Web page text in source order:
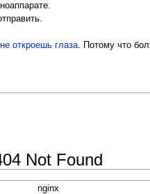
откроешь глаза. Потому что
Not Found
nginx